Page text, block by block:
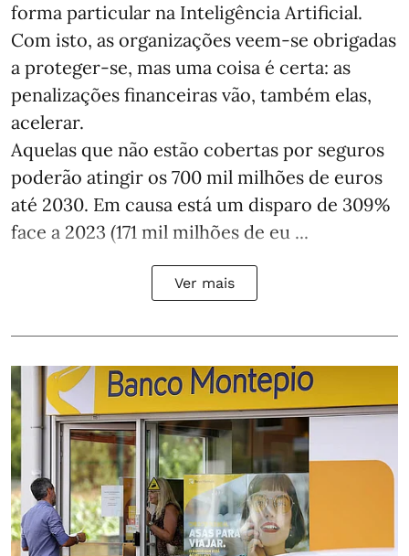
forma particular na Inteligência Artificial.
Com isto, as organizações veem-se obrigadas
a proteger-se, mas uma coisa é certa: as
penalizações financeiras vão, também elas,
acelerar.
Aquelas que não estão cobertas por seguros
poderão atingir os 700 mil milhões de euros
até 2030. Em causa está um disparo de 309%
face a 2023 (171 mil milhões de eu ...
Ver mais